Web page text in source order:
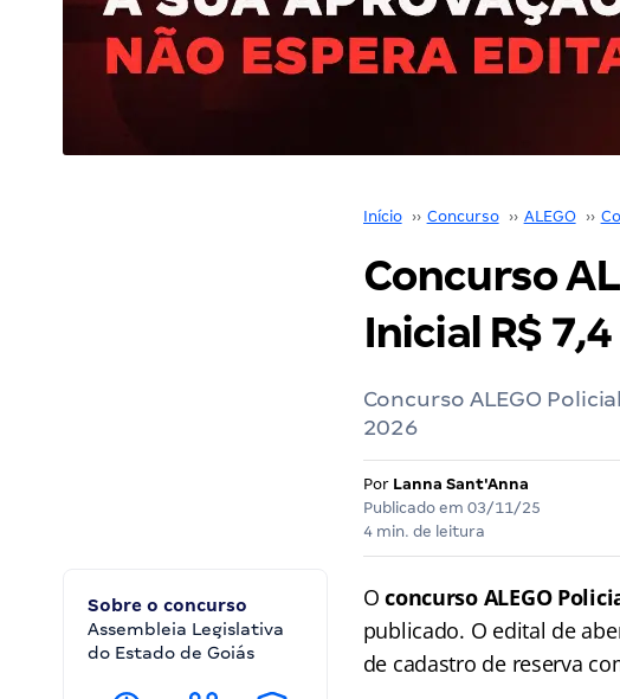
Início ›› Concurso ›› ALEGO ››
Concurso
Inicial R$ 7,4
Concurso ALEGO
2026
Por Lanna Sant'Anna
Publicado em 03/11/25
4 min. de leitura
Sobre o concurso
Assembleia Legislativa
do Estado de Goiás
Oconcurso ALEGO
publicado. O edital de
de cadastro de reserva